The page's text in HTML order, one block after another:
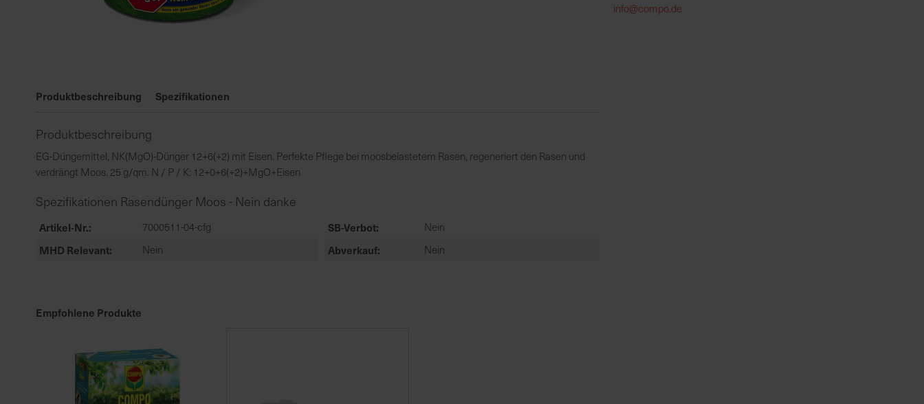
der
springen
Produktbeschreibung Spezifikationen
Produktbeschreibung
EG-Düngemittel, NK(MgO)-Dünger 12+6(+2) mit Eisen. Perfekte Pflege bei moosbelastetem Rasen, regeneriert den Rasen und
verdrängt Moos. 25 g/qm. N / P / K: 12+0+6(+2)+MgO+Eisen
Spezifikationen Rasendünger Moos - Nein danke
Artikel-Nr. 7000511-04-cfg SB-Verbot Nein
MHD Relevant Nein Abverkauf Nein
Empfohlene Produkte
info@compo.de